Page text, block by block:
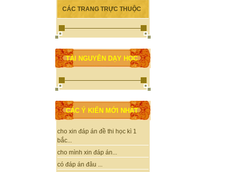
CÁC TRANG TRỰC THUỘC
TÀI NGUYÊN DẠY HỌC
CÁC Ý KIẾN MỚI NHẤT
cho xin đáp án đề thi học kì 1
bắc...
cho mình xin đáp án...
có đáp án đâu ...